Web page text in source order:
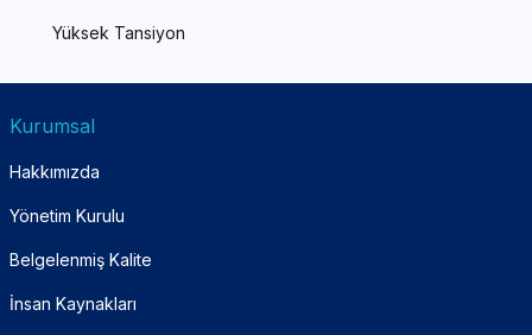
Yüksek Tansiyon
Kurumsal
Hakkımızda
Yönetim Kurulu
Belgelenmiş Kalite
İnsan Kaynakları